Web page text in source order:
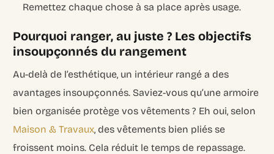
Remettez chaque chose à sa place après usage.
Pourquoi ranger, au juste ? Les objectifs
insoupçonnés du rangement
Au-delà de l’esthétique, un intérieur rangé a des
avantages insoupçonnés. Saviez-vous qu’une armoire
bien organisée protège vos vêtements ? Eh oui, selon
Maison & Travaux, des vêtements bien pliés se
froissent moins. Cela réduit le temps de repassage.